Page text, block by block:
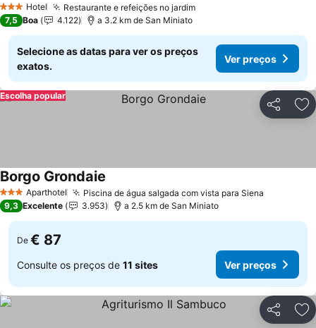
3 EstrelasHotel Restaurante e refeições no jardim
7,5 Boa 4.122 a 3.2 km de San Miniato
Selecione as datas para ver os preços
exatos.
Ver preços
Partilhar
Escolha popular
3 EstrelasAparthotel Piscina de água salgada com vista para Siena
Borgo Grondaie
9,3 Excelente 3.953 a 2.5 km de San Miniato
De € 87
Consulte os preços de 11 sites Ver preços
Partilhar